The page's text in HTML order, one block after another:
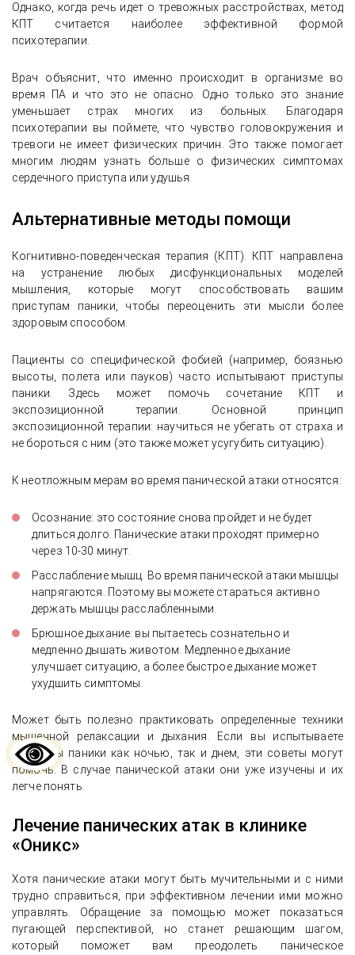
Однако, когда речь идет о тревожных расстройствах, метод
КПТ считается наиболее эффективной формой
психотерапии.
Врач объяснит, что именно происходит в организме во
время ПА и что это не опасно. Одно только это знание
уменьшает страх многих из больных. Благодаря
психотерапии вы поймете, что чувство головокружения и
тревоги не имеет физических причин. Это также помогает
многим людям узнать больше о физических симптомах
сердечного приступа или удушья.
Альтернативные методы помощи
Когнитивно-поведенческая терапия (КПТ). КПТ направлена
на устранение любых дисфункциональных моделей
мышления, которые могут способствовать вашим
приступам паники, чтобы переоценить эти мысли более
здоровым способом.
Пациенты со специфической фобией (например, боязнью
высоты, полета или пауков) часто испытывают приступы
паники. Здесь может помочь сочетание КПТ и
экспозиционной терапии. Основной принцип
экспозиционной терапии: научиться не убегать от страха и
не бороться с ним (это также может усугубить ситуацию).
К неотложным мерам во время панической атаки относятся:
Осознание: это состояние снова пройдет и не будет
длиться долго. Панические атаки проходят примерно
через 10-30 минут.
Расслабление мышц. Во время панической атаки мышцы
напрягаются. Поэтому вы можете стараться активно
держать мышцы расслабленными.
Брюшное дыхание: вы пытаетесь сознательно и
медленно дышать животом. Медленное дыхание
улучшает ситуацию, а более быстрое дыхание может
ухудшить симптомы.
Может быть полезно практиковать определенные техники
мышечной релаксации и дыхания. Если вы испытываете
приступы паники как ночью, так и днем, эти советы могут
помочь. В случае панической атаки они уже изучены и их
легче понять.
Лечение панических атак в клинике
«Оникс»
Хотя панические атаки могут быть мучительными и с ними
трудно справиться, при эффективном лечении ими можно
управлять. Обращение за помощью может показаться
пугающей перспективой, но станет решающим шагом,
который поможет вам преодолеть паническое